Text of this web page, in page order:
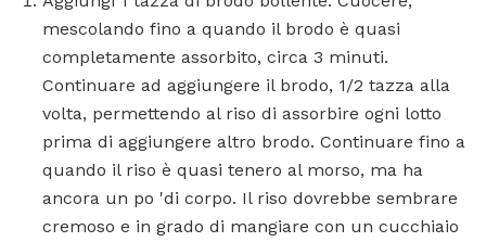
mescolando fino a quando il brodo è quasi
completamente assorbito, circa 3 minuti.
Continuare ad aggiungere il brodo, 1/2 tazza alla
volta, permettendo al riso di assorbire ogni lotto
prima di aggiungere altro brodo. Continuare fino a
quando il riso è quasi tenero al morso, ma ha
ancora un po 'di corpo. Il riso dovrebbe sembrare
cremoso e in grado di mangiare con un cucchiaio